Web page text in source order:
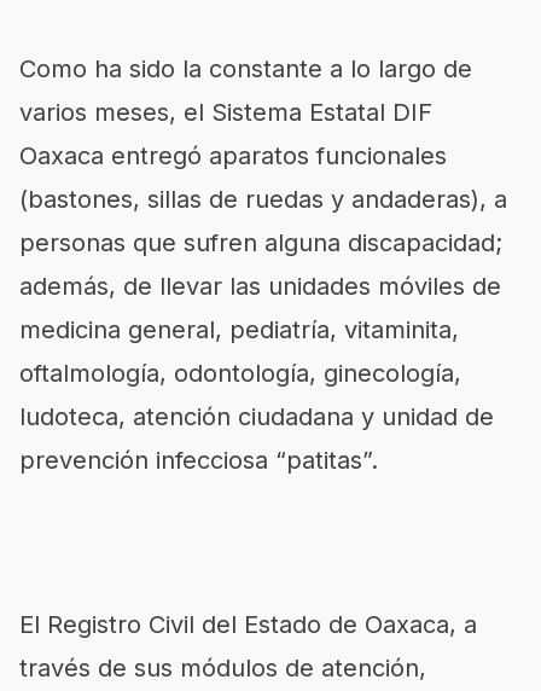
Como ha sido la constante a lo largo de
varios meses, el Sistema Estatal DIF
Oaxaca entregó aparatos funcionales
(bastones, sillas de ruedas y andaderas), a
personas que sufren alguna discapacidad;
además, de llevar las unidades móviles de
medicina general, pediatría, vitaminita,
oftalmología, odontología, ginecología,
ludoteca, atención ciudadana y unidad de
prevención infecciosa “patitas”.
El Registro Civil del Estado de Oaxaca, a
través de sus módulos de atención,